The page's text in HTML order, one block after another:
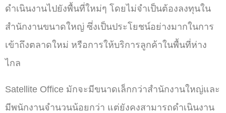
ดำเนินงานไปยังพื้นที่ใหม่ๆ โดยไม่จำเป็นต้องลงทุนใน
สำนักงานขนาดใหญ่ ซึ่งเป็นประโยชน์อย่างมากในการ
เข้าถึงตลาดใหม่ หรือการให้บริการลูกค้าในพื้นที่ห่าง
ไกล
Satellite Office มักจะมีขนาดเล็กกว่าสำนักงานใหญ่และ
มีพนักงานจำนวนน้อยกว่า แต่ยังคงสามารถดำเนินงาน